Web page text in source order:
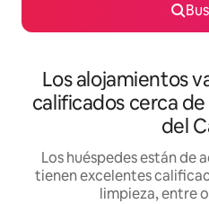
Los alojamientos
calificados cerca
del
Los huéspedes están de
tienen excelentes
limpieza, entre